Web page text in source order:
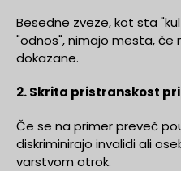
Besedne zveze, kot sta
"odnos", nimajo mesta, če
dokazane.
2. Skrita pristranskost
Če se na primer preveč
diskriminirajo invalidi ali
varstvom otrok.